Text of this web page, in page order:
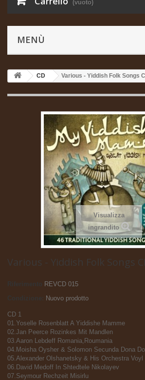
(vuoto)
MENÙ
CD Various - Yiddish Folk Songs
Visualizza
ingrandito
Various - Yiddish Folk Songs
Riferimento
REVCD 015
Nuovo prodotto
CD 1
01.Yoselle Rosenblatt A Yiddishe Mamme
02.Jan Peerce Rozinkes Mit Mandlen
03.Aaron Lebdeff Romania,Roumania
04.Moisha Oysher & Solomon Secunda Dona
05.Alexander Olshanetsky & His Orchestra
06.David Medoff In Shtedtele Nikolayev
07.Seymour Rechzeit Misirlu